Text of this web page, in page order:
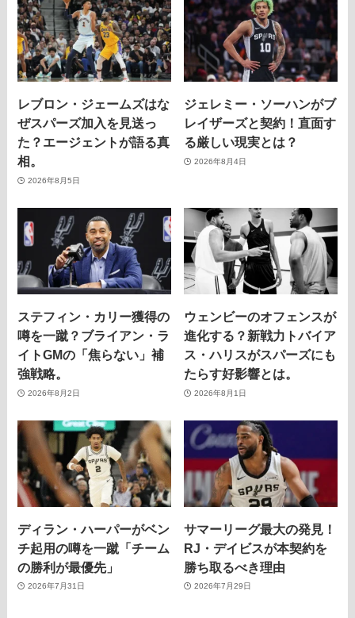
レブロン・ジェームズはな
ぜスパーズ加入を見送っ
た？エージェントが語る真
相。
2026年8月5日
ジェレミー・ソーハンがブ
レイザーズと契約！直面す
る厳しい現実とは？
2026年8月4日
ステフィン・カリー獲得の
噂を一蹴？ブライアン・ラ
イトGMの「焦らない」補
強戦略。
2026年8月2日
ウェンビーのオフェンスが
進化する？新戦力トバイア
ス・ハリスがスパーズにも
たらす好影響とは。
2026年8月1日
ディラン・ハーパーがベン
チ起用の噂を一蹴「チーム
の勝利が最優先」
2026年7月31日
サマーリーグ最大の発見！
RJ・デイビスが本契約を
勝ち取るべき理由
2026年7月29日